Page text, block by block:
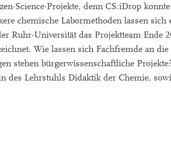
Science-Projekte, denn CS:iDrop
chemische Labormethoden lassen
Ruhr-Universität das Projektteam Ende
Wie lassen sich Fachfremde an
stehen bürgerwissenschaftliche
Lehrstuhls Didaktik der Chemie,